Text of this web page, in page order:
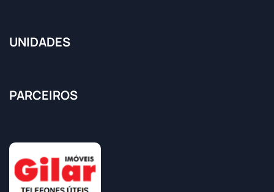
UNIDADES
PARCEIROS